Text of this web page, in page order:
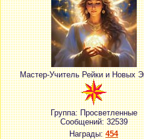
Мастер-Учитель Рейки и Новых
Группа: Просветленные
Сообщений:32539
Награды:454